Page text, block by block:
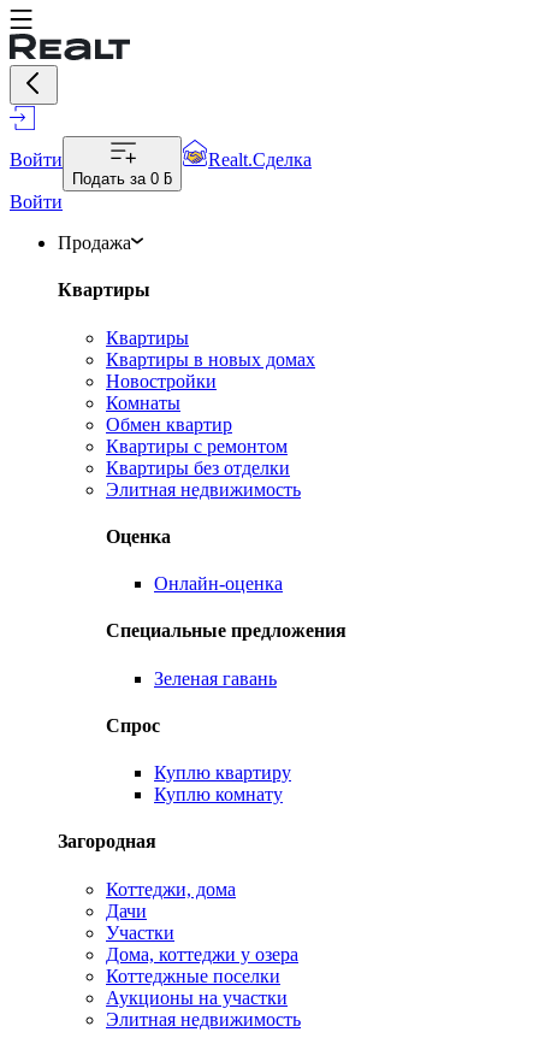
Войти
Подать за 0 ƃ
Realt.Сделка
Войти
Продажа
Квартиры
Квартиры
Квартиры в новых домах
Новостройки
Комнаты
Обмен квартир
Квартиры с ремонтом
Квартиры без отделки
Элитная недвижимость
Оценка
Онлайн-оценка
Специальные предложения
Зеленая гавань
Спрос
Куплю квартиру
Куплю комнату
Загородная
Коттеджи, дома
Дачи
Участки
Дома, коттеджи у озера
Коттеджные поселки
Аукционы на участки
Элитная недвижимость